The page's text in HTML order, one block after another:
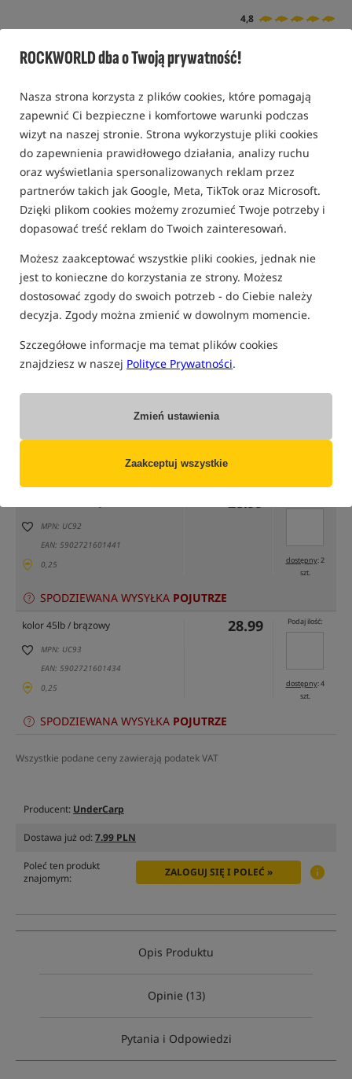
ROCKWORLD dba o Twoją prywatność!
Nasza strona korzysta z plików cookies, które pomagają
zapewnić Ci bezpieczne i komfortowe warunki podczas
wizyt na naszej stronie. Strona wykorzystuje pliki cookies
do zapewnienia prawidłowego działania, analizy ruchu
oraz wyświetlania spersonalizowanych reklam przez
partnerów takich jak Google, Meta, TikTok oraz Microsoft.
Dzięki plikom cookies możemy zrozumieć Twoje potrzeby i
dopasować treść reklam do Twoich zainteresowań.
Możesz zaakceptować wszystkie pliki cookies, jednak nie
jest to konieczne do korzystania ze strony. Możesz
dostosować zgody do swoich potrzeb - do Ciebie należy
decyzja. Zgody można zmienić w dowolnym momencie.
Szczegółowe informacje ma temat plików cookies
znajdziesz w naszej Polityce Prywatności.
Zmień ustawienia
Zaakceptuj wszystkie
4,8
(część opcji mogła zostać ukryta przez wybrany sposób filtrowania)
Cena PLN
MPN: UC92
EAN: 5902721601441
0,25
28.99
dostępny: 2
szt.
SPODZIEWANA WYSYŁKA POJUTRZE
kolor 45lb / brązowy
MPN: UC93
EAN: 5902721601434
0,25
28.99 Podaj ilość:
dostępny: 4
szt.
SPODZIEWANA WYSYŁKA POJUTRZE
Wszystkie podane ceny zawierają podatek VAT
Producent: UnderCarp
Dostawa już od:7.99 PLN
Poleć ten produkt
znajomym:
ZALOGUJ SIĘ I POLEĆ »
Opis Produktu
Opinie (13)
Pytania i Odpowiedzi